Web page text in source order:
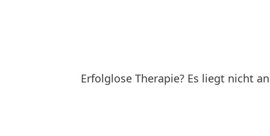
Erfolglose Therapie? Es liegt nicht